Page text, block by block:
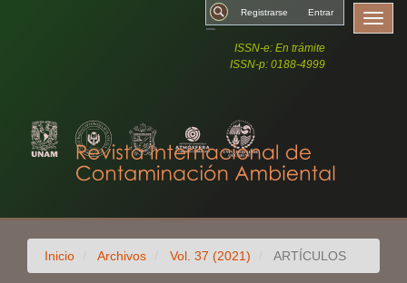
Navegación
principal
Buscar
ISSN-e: En trámite
ISSN-p: 0188-4999
Inicio Archivos Vol. 37 (2021) ARTÍCULOS